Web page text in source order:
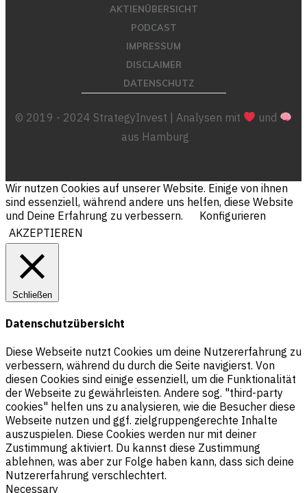
AKTIENÜBERSICHT
PODCAST
IMPRESSUM
DISCLAIMER
DATENSCHUTZ
© 2019 - 2024 StrategyInvest | Analysen mit
und
aus Hamburg
Wir nutzen Cookies auf unserer Website. Einige von ihnen
sind essenziell, während andere uns helfen, diese Website
und Deine Erfahrung zu verbessern.
Konfigurieren
AKZEPTIEREN
Schließen
Datenschutzübersicht
Diese Webseite nutzt Cookies um deine Nutzererfahrung zu
verbessern, während du durch die Seite navigierst. Von
diesen Cookies sind einige essenziell, um die Funktionalität
der Webseite zu gewährleisten. Andere sog. "third-party
cookies" helfen uns zu analysieren, wie die Besucher diese
Webseite nutzen und ggf. zielgruppengerechte Inhalte
auszuspielen. Diese Cookies werden nur mit deiner
Zustimmung aktiviert. Du kannst diese Zustimmung
ablehnen, was aber zur Folge haben kann, dass sich deine
Nutzererfahrung verschlechtert.
Necessary